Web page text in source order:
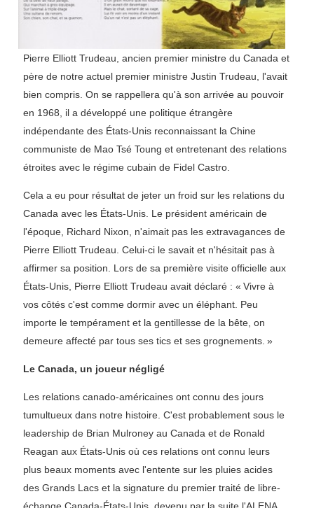
Pierre Elliott Trudeau, ancien premier ministre du Canada et
père de notre actuel premier ministre Justin Trudeau, l'avait
bien compris. On se rappellera qu'à son arrivée au pouvoir
en 1968, il a développé une politique étrangère
indépendante des États-Unis reconnaissant la Chine
communiste de Mao Tsé Toung et entretenant des relations
étroites avec le régime cubain de Fidel Castro.
Cela a eu pour résultat de jeter un froid sur les relations du
Canada avec les États-Unis. Le président américain de
l'époque, Richard Nixon, n'aimait pas les extravagances de
Pierre Elliott Trudeau. Celui-ci le savait et n'hésitait pas à
affirmer sa position. Lors de sa première visite officielle aux
États-Unis, Pierre Elliott Trudeau avait déclaré : « Vivre à
vos côtés c'est comme dormir avec un éléphant. Peu
importe le tempérament et la gentillesse de la bête, on
demeure affecté par tous ses tics et ses grognements. »
Le Canada, un joueur négligé
Les relations canado-américaines ont connu des jours
tumultueux dans notre histoire. C'est probablement sous le
leadership de Brian Mulroney au Canada et de Ronald
Reagan aux États-Unis où ces relations ont connu leurs
plus beaux moments avec l'entente sur les pluies acides
des Grands Lacs et la signature du premier traité de libre-